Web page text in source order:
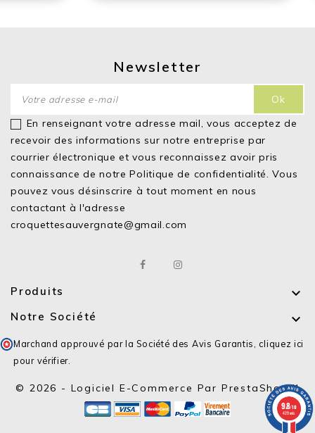
Newsletter
En renseignant votre adresse mail, vous acceptez de
recevoir des informations sur notre entreprise par
courrier électronique et vous reconnaissez avoir pris
connaissance de notrePolitique de confidentialité. Vous
pouvez vous désinscrire à tout moment en nous
contactant à l'adresse
croquettesauvergnate@gmail.com
Produits 
Notre Société 
Marchand approuvé par la Société des Avis Garantis, cliquez ici
pour vérifier
© 2026 - Logiciel E-Commerce Par PrestaShop™
9.8/10
429 avis